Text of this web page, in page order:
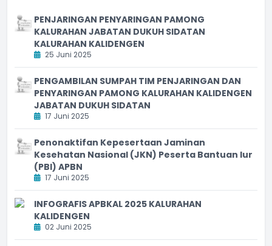
PENJARINGAN PENYARINGAN PAMONG
KALURAHAN JABATAN DUKUH SIDATAN
KALURAHAN KALIDENGEN
25 Juni 2025
PENGAMBILAN SUMPAH TIM PENJARINGAN DAN
PENYARINGAN PAMONG KALURAHAN KALIDENGEN
JABATAN DUKUH SIDATAN
17 Juni 2025
Penonaktifan Kepesertaan Jaminan
Kesehatan Nasional (JKN) Peserta Bantuan Iur
(PBI) APBN
17 Juni 2025
INFOGRAFIS APBKAL 2025 KALURAHAN
KALIDENGEN
02 Juni 2025